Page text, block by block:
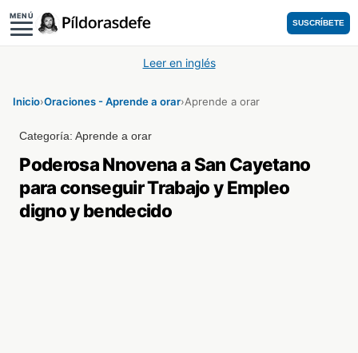
MENÚ
SUSCRÍBETE
Leer en inglés
Inicio›Oraciones - Aprende a orar›Aprende a orar
Categoría:Aprende a orar
Poderosa Nnovena a San Cayetano
para conseguir Trabajo y Empleo
digno y bendecido